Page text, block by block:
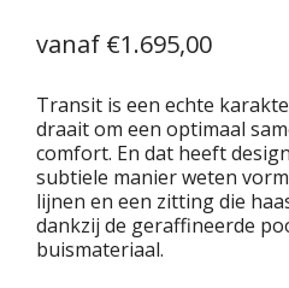
€1.695,00
Transit is een echte
draait om een optimaal
comfort. En dat heeft
subtiele manier weten
lijnen en een zitting die
dankzij de geraffineerde
buismateriaal.